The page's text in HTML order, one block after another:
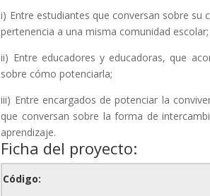
i) Entre estudiantes que conversan sobre su
pertenencia a una misma comunidad escolar;
ii) Entre educadores y educadoras, que
sobre cómo potenciarla;
iii) Entre encargados de potenciar la
que conversan sobre la forma de
aprendizaje.
Ficha del proyecto:
Código: